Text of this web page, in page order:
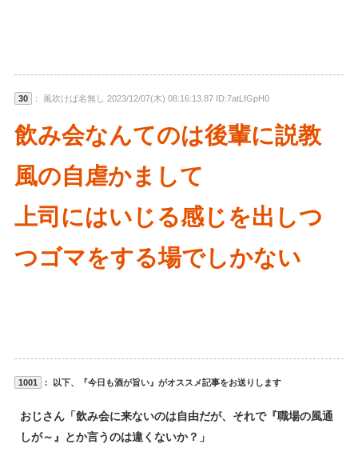
30 ： 風吹けば名無し 2023/12/07(木) 08:16:13.87 ID:7atLfGpH0
飲み会なんてのは後輩に説教
風の自虐かまして
上司にはいじる感じを出しつ
つゴマをする場でしかない
1001 ： 以下、『今日も酒が旨い』がオススメ記事をお送りします
おじさん「飲み会に来ないのは自由だが、それで『職場の風通
しが～』とか言うのは違くないか？」